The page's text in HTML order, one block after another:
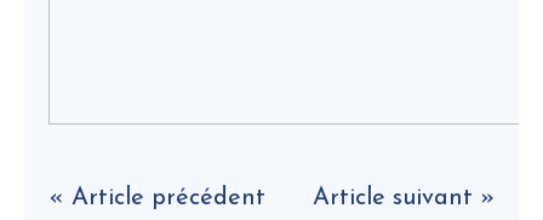
« Article précédent Article suivant »